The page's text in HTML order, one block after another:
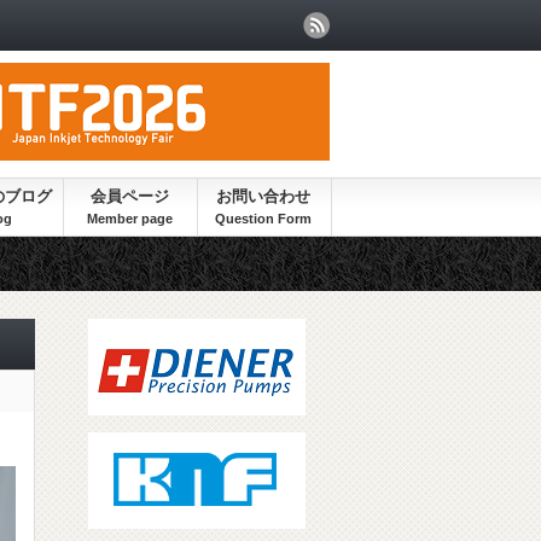
ブログ 会員ページ お問い合わせ